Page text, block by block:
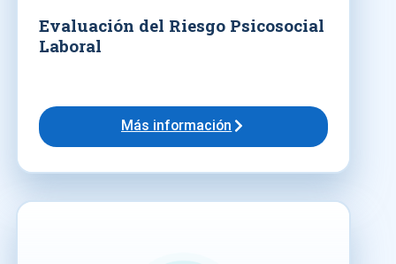
Evaluación del Riesgo Psicosocial
Laboral
Más información